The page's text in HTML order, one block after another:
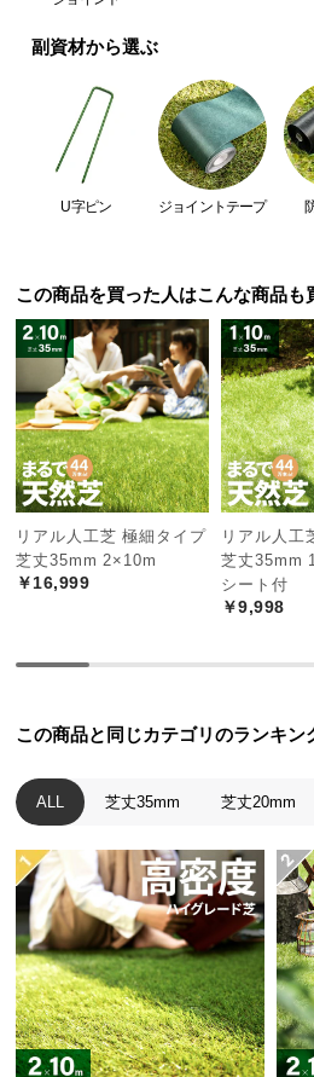
い
梱
ビ
ス
に
つ
い
て
搬
入
経
路
い
品・
キ
ン
セ
ル
に
つ
い
て
副資材から選ぶ
U字ピン ジョイントテープ
この商品を買った人はこんな商品も
リアル人工芝 極細タイプ
芝丈35mm 2×10m
￥16,999
リアル人工
芝丈35mm
シート付
￥9,998
この商品と同じカテゴリのランキン
ALL 芝丈35mm 芝丈20mm